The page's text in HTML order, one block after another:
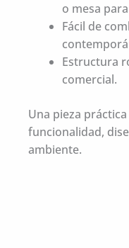
o mesa
Fácil de
Estructura
comercial.
Una pieza
funcionalidad,
ambiente.